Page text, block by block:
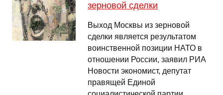
зерновой сделки
Выход Москвы из зерновой
сделки является результатом
воинственной позиции НАТО в
отношении России, заявил РИА
Новости экономист, депутат
правящей Единой